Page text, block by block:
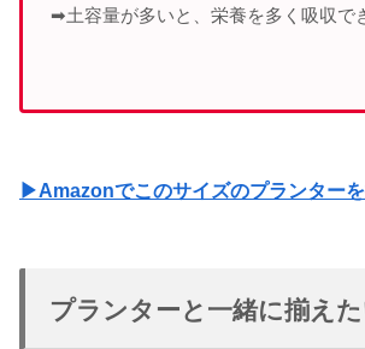
➡土容量が多いと、栄養を多く吸収で
▶Amazonでこのサイズのプランター
プランターと一緒に揃え